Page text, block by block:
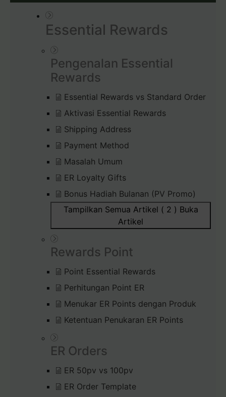
Essential Rewards
Pengenalan Essential
Rewards
Essential Rewards vs Standard Order
Aktivasi Essential Rewards
Shipping Address
Payment Method
Masalah Umum
ER Loyalty Gifts
Bonus Hadiah Bulanan (PV Promo)
Tampilkan Semua Artikel ( 2 ) Buka
Artikel
Rewards Point
Point Essential Rewards
Perhitungan Point ER
Menukar ER Points dengan Produk
Ketentuan Penukaran ER Points
ER Orders
ER 50pv vs 100pv
ER Order Template